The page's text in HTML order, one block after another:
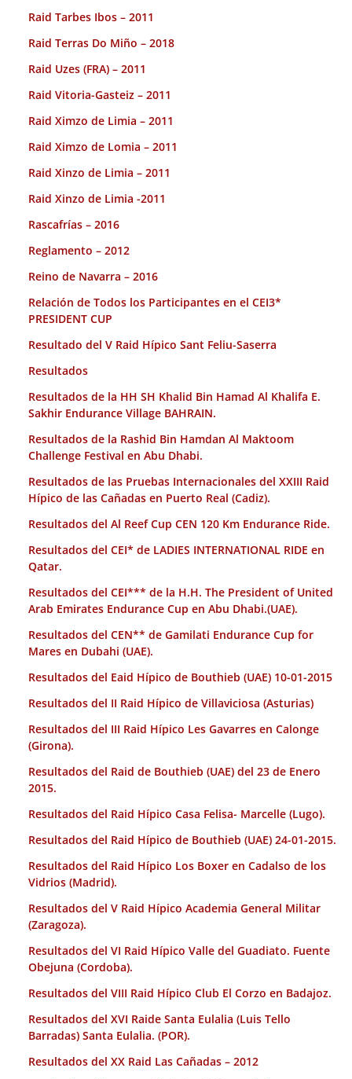
Raid Tarbes Ibos – 2011
Raid Terras Do Miño – 2018
Raid Uzes (FRA) – 2011
Raid Vitoria-Gasteiz – 2011
Raid Ximzo de Limia – 2011
Raid Ximzo de Lomia – 2011
Raid Xinzo de Limia – 2011
Raid Xinzo de Limia -2011
Rascafrías – 2016
Reglamento – 2012
Reino de Navarra – 2016
Relación de Todos los Participantes en el CEI3*
PRESIDENT CUP
Resultado del V Raid Hípico Sant Feliu-Saserra
Resultados
Resultados de la HH SH Khalid Bin Hamad Al Khalifa E.
Sakhir Endurance Village BAHRAIN.
Resultados de la Rashid Bin Hamdan Al Maktoom
Challenge Festival en Abu Dhabi.
Resultados de las Pruebas Internacionales del XXIII Raid
Hípico de las Cañadas en Puerto Real (Cadiz).
Resultados del Al Reef Cup CEN 120 Km Endurance Ride.
Resultados del CEI* de LADIES INTERNATIONAL RIDE en
Qatar.
Resultados del CEI*** de la H.H. The President of United
Arab Emirates Endurance Cup en Abu Dhabi.(UAE).
Resultados del CEN** de Gamilati Endurance Cup for
Mares en Dubahi (UAE).
Resultados del Eaid Hípico de Bouthieb (UAE) 10-01-2015
Resultados del II Raid Hípico de Villaviciosa (Asturias)
Resultados del III Raid Hípico Les Gavarres en Calonge
(Girona).
Resultados del Raid de Bouthieb (UAE) del 23 de Enero
2015.
Resultados del Raid Hípico Casa Felisa- Marcelle (Lugo).
Resultados del Raid Hípico de Bouthieb (UAE) 24-01-2015.
Resultados del Raid Hípico Los Boxer en Cadalso de los
Vidrios (Madrid).
Resultados del V Raid Hípico Academia General Militar
(Zaragoza).
Resultados del VI Raid Hípico Valle del Guadiato. Fuente
Obejuna (Cordoba).
Resultados del VIII Raid Hípico Club El Corzo en Badajoz.
Resultados del XVI Raide Santa Eulalia (Luis Tello
Barradas) Santa Eulalia. (POR).
Resultados del XX Raid Las Cañadas – 2012